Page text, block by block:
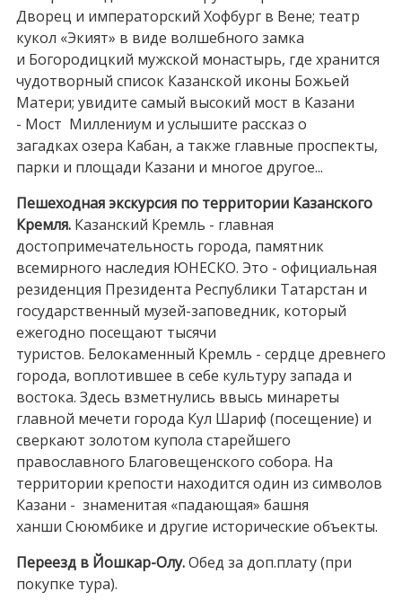
Дворец и императорский Хофбург в Вене; театр
кукол «Экият» в виде волшебного замка
и Богородицкий мужской монастырь, где хранится
чудотворный список Казанской иконы Божьей
Матери; увидите самый высокий мост в Казани
- Мост Миллениум и услышите рассказ о
загадках озера Кабан, а также главные проспекты,
парки и площади Казани и многое другое...
Пешеходная экскурсия по территории Казанского
Кремля.Казанский Кремль - главная
достопримечательность города, памятник
всемирного наследия ЮНЕСКО. Это - официальная
резиденция Президента Республики Татарстан и
государственный музей-заповедник, который
ежегодно посещают тысячи
туристов. Белокаменный Кремль - сердце древнего
города, воплотившее в себе культуру запада и
востока. Здесь взметнулись ввысь минареты
главной мечети города Кул Шариф (посещение) и
сверкают золотом купола старейшего
православного Благовещенского собора. На
территории крепости находится один из символов
Казани - знаменитая «падающая» башня
ханши Сююмбике и другие исторические объекты.
Переезд в Йошкар-Олу.Обед за доп.плату (при
покупке тура).